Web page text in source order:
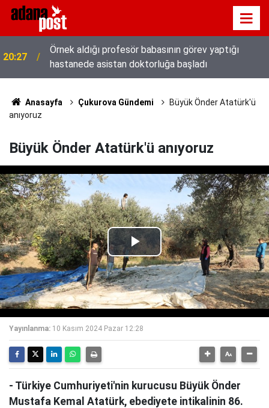
20:20
10 yıl saklanan darbeci Karatepe Muğla’dan böyle
kaçmıştı
Anasayfa Çukurova Gündemi
Büyük Önder Atatürk'ü
anıyoruz
Büyük Önder Atatürk'ü anıyoruz
Play
Video
Yayınlanma: 10 Kasım 2024 Pazar 12:28
- Türkiye Cumhuriyeti'nin kurucusu Büyük Önder
Mustafa Kemal Atatürk, ebediyete intikalinin 86.